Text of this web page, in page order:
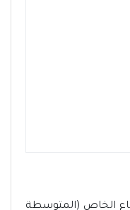
الخاص (المتوسطة